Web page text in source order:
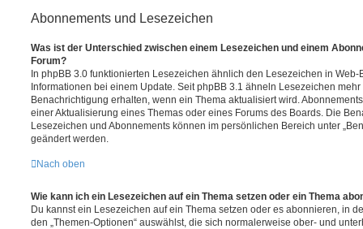
Abonnements und Lesezeichen
Was ist der Unterschied zwischen einem Lesezeichen und einem
Forum?
In phpBB 3.0 funktionierten Lesezeichen ähnlich den Lesezeichen in
Informationen bei einem Update. Seit phpBB 3.1 ähneln Lesezeichen
Benachrichtigung erhalten, wenn ein Thema aktualisiert wird.
einer Aktualisierung eines Themas oder eines Forums des Boards. Die
Lesezeichen und Abonnements können im persönlichen Bereich unter
geändert werden.
Nach oben
Wie kann ich ein Lesezeichen auf ein Thema setzen oder ein Thema
Du kannst ein Lesezeichen auf ein Thema setzen oder es abonnieren, in
den „Themen-Optionen“ auswählst, die sich normalerweise ober- und